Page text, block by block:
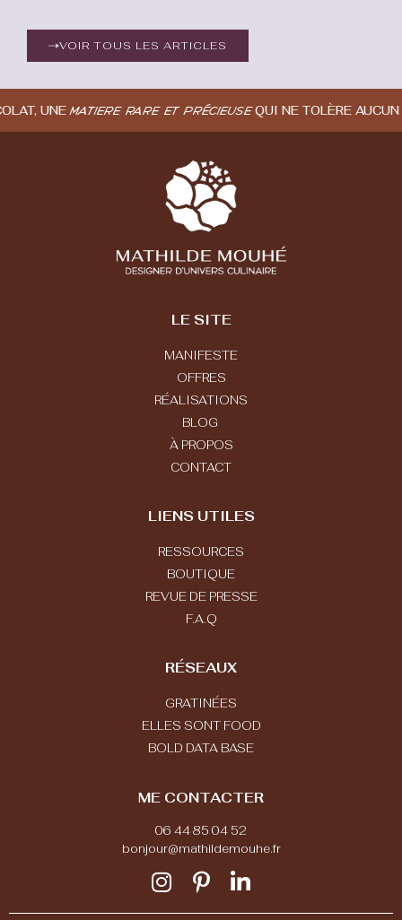
VOIR TOUS LES ARTICLES
RARE ET PRÉCIEUSEQUI NE TOLÈRE AUCUN FAUX-PAS.»
LE SITE
MANIFESTE
OFFRES
RÉALISATIONS
BLOG
À PROPOS
CONTACT
LIENS UTILES
RESSOURCES
BOUTIQUE
REVUE DE PRESSE
F.A.Q
RÉSEAUX
GRATINÉES
ELLES SONT FOOD
BOLD DATA BASE
ME CONTACTER
06 44 85 04 52
bonjour@mathildemouhe.fr